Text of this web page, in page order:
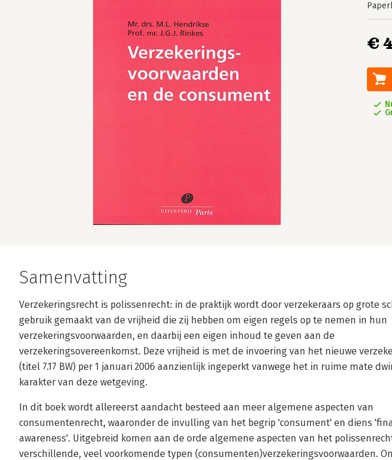
€
Samenvatting
Verzekeringsrecht is polissenrecht: in de praktijk wordt door verzekeraars op grote
gebruik gemaakt van de vrijheid die zij hebben om eigen regels op te nemen in hun
verzekeringsvoorwaarden, en daarbij een eigen inhoud te geven aan de
verzekeringsovereenkomst. Deze vrijheid is met de invoering van het nieuwe
(titel 7.17 BW) per 1 januari 2006 aanzienlijk ingeperkt vanwege het in ruime mate
karakter van deze wetgeving.
In dit boek wordt allereerst aandacht besteed aan meer algemene aspecten van
consumentenrecht, waaronder de invulling van het begrip 'consument' en diens
awareness'. Uitgebreid komen aan de orde algemene aspecten van het
verschillende, veel voorkomende typen (consumenten)verzekeringsvoorwaarden.